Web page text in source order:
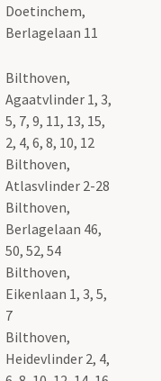
Doetinchem,
Berlagelaan 11
Bilthoven,
Agaatvlinder 1, 3,
5, 7, 9, 11, 13, 15,
2, 4, 6, 8, 10, 12
Bilthoven,
Atlasvlinder 2-28
Bilthoven,
Berlagelaan 46,
50, 52, 54
Bilthoven,
Eikenlaan 1, 3, 5,
7
Bilthoven,
Heidevlinder 2, 4,